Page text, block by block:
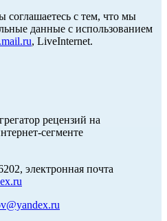
соглашаетесь с тем, что мы
данные с использованием
, LiveInternet.
рецензий на
сегменте
электронная почта